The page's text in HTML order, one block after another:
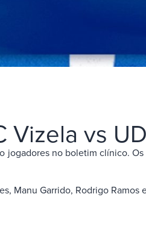
Vizela vs
jogadores no boletim clínico.
Manu Garrido, Rodrigo Ramos